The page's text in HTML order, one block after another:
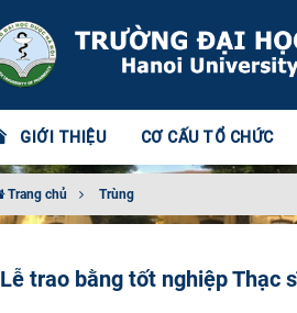
GIỚI THIỆU CƠ CẤU TỔ CHỨC
Trang chủ Trùng
Lễ trao bằng tốt nghiệp Thạc